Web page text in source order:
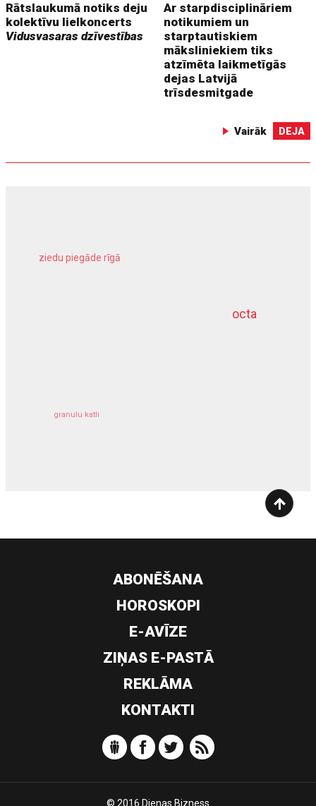
Rātslaukumā notiks deju
kolektīvu lielkoncerts
Vidusvasaras dzīvestības
Ar starpdisciplināriem
notikumiem un
starptautiskiem
māksliniekiem tiks
atzīmēta laikmetīgās
dejas Latvijā
trīsdesmitgade
Vairāk DEJA
octa
ziedu piegāde rīgā
granulu katli
dziļurbums
ABONĒŠANA
HOROSKOPI
E-AVĪZE
ZIŅAS E-PASTĀ
REKLĀMA
KONTAKTI
© 2016 Dienas Bizness